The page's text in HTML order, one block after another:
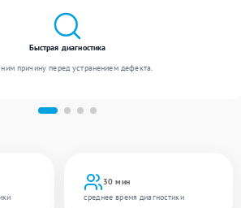
30 мин
среднее время диагностики
Быстрая диагностика
причину перед устранением дефекта.